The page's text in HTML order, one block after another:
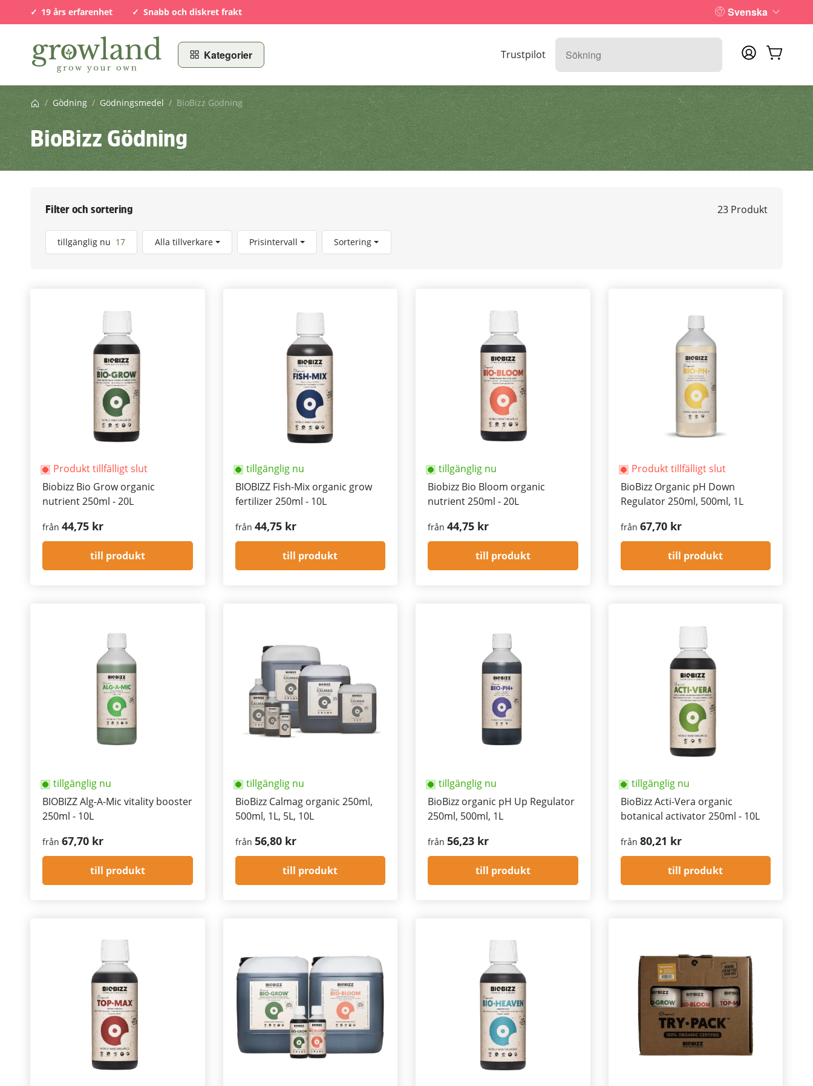
19 års erfarenhet Snabb och diskret frakt Svenska
Kategorier Trustpilot
Startsida
/ Gödning / Gödningsmedel / BioBizz Gödning
BioBizz Gödning
Filter och sortering 23 Produkt
tillgänglig nu 17Produkt hittatAlla tillverkare Prisintervall Sortering
Produkt tillfälligt slut
Biobizz Bio Grow organic
nutrient 250ml - 20L
från 44,75 kr
till produkt
tillgänglig nu
BIOBIZZ Fish-Mix organic grow
fertilizer 250ml - 10L
från 44,75 kr
till produkt
tillgänglig nu
Biobizz Bio Bloom organic
nutrient 250ml - 20L
från 44,75 kr
till produkt
Produkt tillfälligt slut
BioBizz Organic pH Down
Regulator 250ml, 500ml, 1L
från 67,70 kr
till produkt
tillgänglig nu
BIOBIZZ Alg-A-Mic vitality booster
250ml - 10L
från 67,70 kr
till produkt
tillgänglig nu
BioBizz Calmag organic 250ml,
500ml, 1L, 5L, 10L
från 56,80 kr
till produkt
tillgänglig nu
BioBizz organic pH Up Regulator
250ml, 500ml, 1L
från 56,23 kr
till produkt
tillgänglig nu
BioBizz Acti-Vera organic
botanical activator 250ml - 10L
från 80,21 kr
till produkt